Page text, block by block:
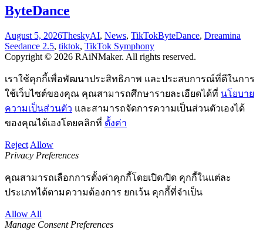
ByteDance
August 5, 2026TheskyAI, News, TikTokByteDance, Dreamina
Seedance 2.5, tiktok, TikTok Symphony
Copyright © 2026 RAiNMaker. All rights reserved.
เราใช้คุกกี้เพื่อพัฒนาประสิทธิภาพ และประสบการณ์ที่ดีในการ
ใช้เว็บไซต์ของคุณ คุณสามารถศึกษารายละเอียดได้ที่ นโยบาย
ความเป็นส่วนตัว และสามารถจัดการความเป็นส่วนตัวเองได้
ของคุณได้เองโดยคลิกที่ ตั้งค่า
Reject Allow
Privacy Preferences
คุณสามารถเลือกการตั้งค่าคุกกี้โดยเปิด/ปิด คุกกี้ในแต่ละ
ประเภทได้ตามความต้องการ ยกเว้น คุกกี้ที่จำเป็น
Allow All
Manage Consent Preferences